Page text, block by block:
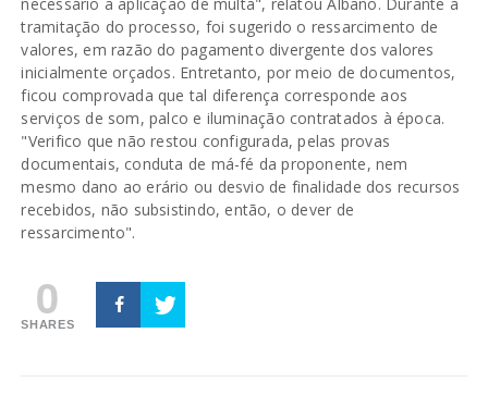
tramitação do processo, foi sugerido o ressarcimento de
valores, em razão do pagamento divergente dos valores
inicialmente orçados. Entretanto, por meio de documentos,
ficou comprovada que tal diferença corresponde aos
serviços de som, palco e iluminação contratados à época.
"Verifico que não restou configurada, pelas provas
documentais, conduta de má-fé da proponente, nem
mesmo dano ao erário ou desvio de finalidade dos recursos
recebidos, não subsistindo, então, o dever de
ressarcimento".
0
SHARES